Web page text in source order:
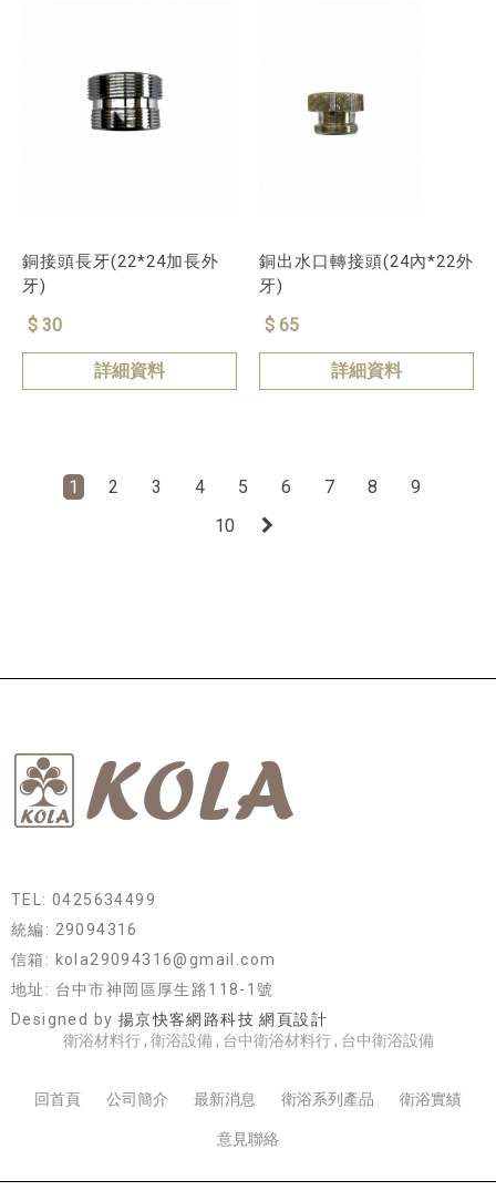
銅接頭長牙(22*24加長外
牙)
$ 30
詳細資料
銅出水口轉接頭(24內*22外
牙)
$ 65
詳細資料
1 2 3 4 5 6 7 8
9
10
TEL: 0425634499
統編: 29094316
信箱: kola29094316@gmail.com
地址: 台中市神岡區厚生路118-1號
Designed by 揚京快客網路科技 網頁設計
衛浴材料行 衛浴設備 台中衛浴材料行 台中衛浴設備
回首頁 公司簡介 最新消息 衛浴系列產品 衛浴實績
意見聯絡